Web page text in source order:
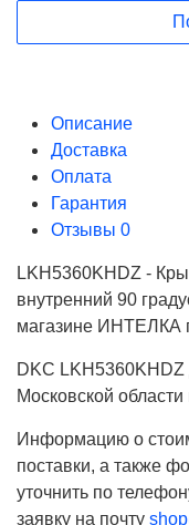
Описание
Доставка
Оплата
Гарантия
Отзывы 0
LKH5360KHDZ -
внутренний 90
магазине ИНТЕЛКА
DKC LKH5360KHDZ
Московской
Информацию о
поставки, а также
уточнить по
заявку на почту